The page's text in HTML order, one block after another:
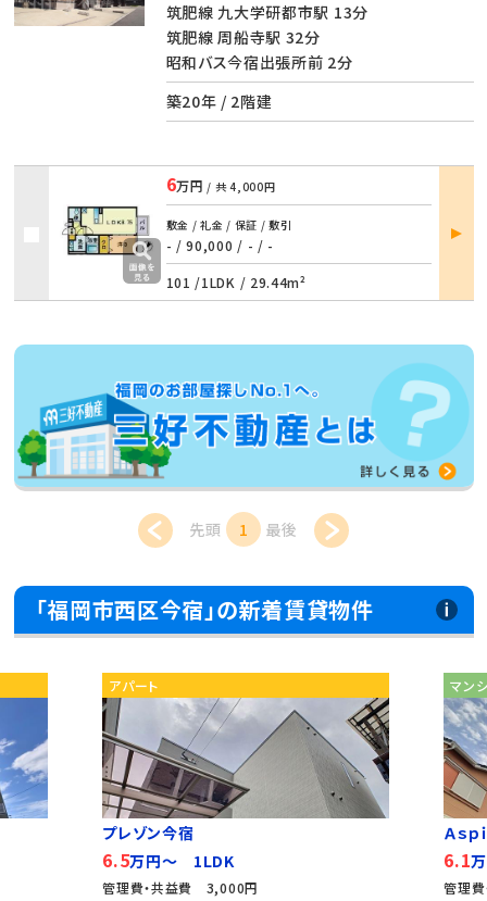
筑肥線 九大学研都市駅 13分
筑肥線 周船寺駅 32分
昭和バス今宿出張所前 2分
築20年 / 2階建
6万円 / 共4,000円
敷金 / 礼金 / 保証 / 敷引
- / 90,000 / - / -
101 /1LDK / 29.44m²
部屋
詳細
先頭 1 最後
「福岡市西区今宿」の新着賃貸物件
アパート
プレゾン今宿
6.5万円～ 1LDK
管理費・共益費 3,000円
マン
Ａｓｐ
6.1
管理